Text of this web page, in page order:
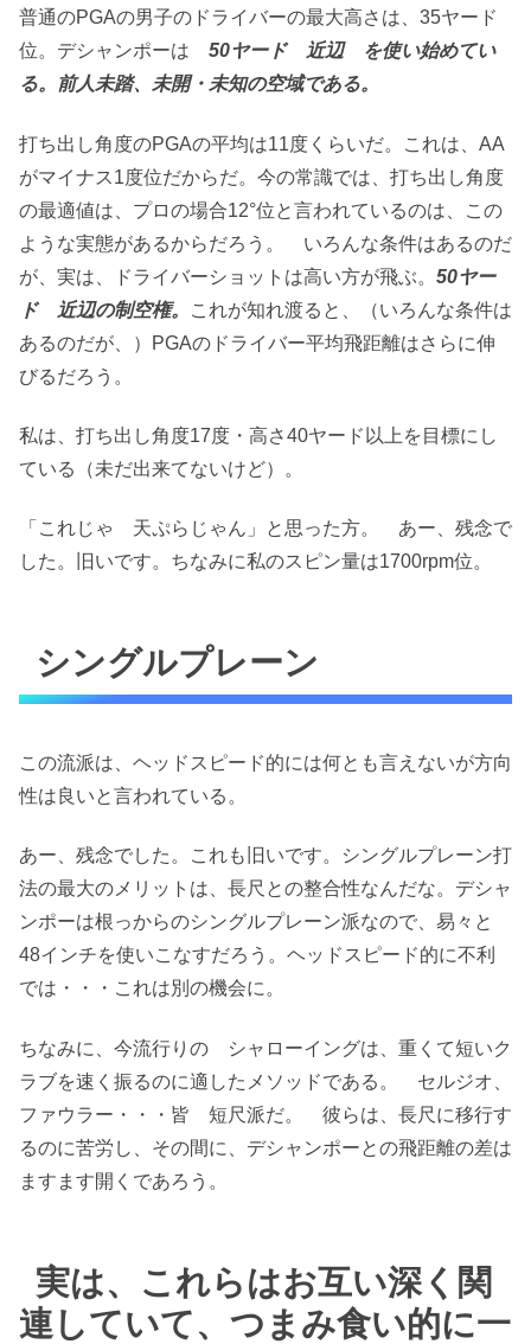
普通のPGAの男子のドライバーの最大高さは、35ヤード
位。デシャンポーは 50ヤード 近辺
を使い始めてい
る。前人未踏、未開・未知の空域である。
打ち出し角度のPGAの平均は11度くらいだ。これは、AA
がマイナス1度位だからだ。今の常識では、打ち出し角度
の最適値は、プロの場合12°位と言われているのは、この
ような実態があるからだろう。 いろんな条件はあるのだ
が、実は、ドライバーショットは高い方が飛ぶ。 50ヤー
ド 近辺の制空権。
これが知れ渡ると、（いろんな条件は
あるのだが、）PGAのドライバー平均飛距離はさらに伸
びるだろう。
私は、打ち出し角度17度・高さ40ヤード以上を目標にし
ている（未だ出来てないけど）。
「これじゃ 天ぷらじゃん」と思った方。 あー、残念で
した。旧いです。ちなみに私のスピン量は1700rpm位。
シングルプレーン
この流派は、ヘッドスピード的には何とも言えないが方向
性は良いと言われている。
あー、残念でした。これも旧いです。シングルプレーン打
法の最大のメリットは、長尺との整合性なんだな。デシャ
ンポーは根っからのシングルプレーン派なので、易々と
48インチを使いこなすだろう。ヘッドスピード的に不利
では・・・これは別の機会に。
ちなみに、今流行りの シャローイングは、重くて短いク
ラブを速く振るのに適したメソッドである。 セルジオ、
ファウラー・・・皆 短尺派だ。 彼らは、長尺に移行す
るのに苦労し、その間に、デシャンポーとの飛距離の差は
ますます開くであろう。
実は、これらはお互い深く関
連していて、つまみ食い的に一